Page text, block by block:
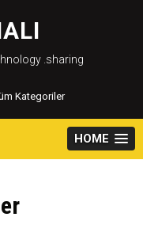
.sharing
Kategoriler
HOME